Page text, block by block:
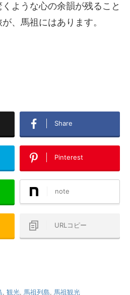
ような心の余韻が残ること
、馬祖にはあります。
Share
Pinterest
note
URLコピー
観光 馬祖列島 馬祖観光